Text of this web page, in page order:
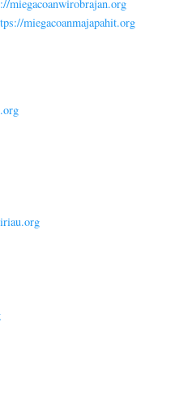
miegacoanwirobrajan.org
miegacoanmajapahit.org